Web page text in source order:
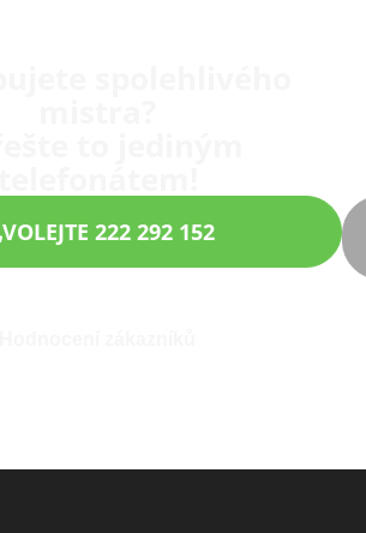
VOLEJTE 222 292 152